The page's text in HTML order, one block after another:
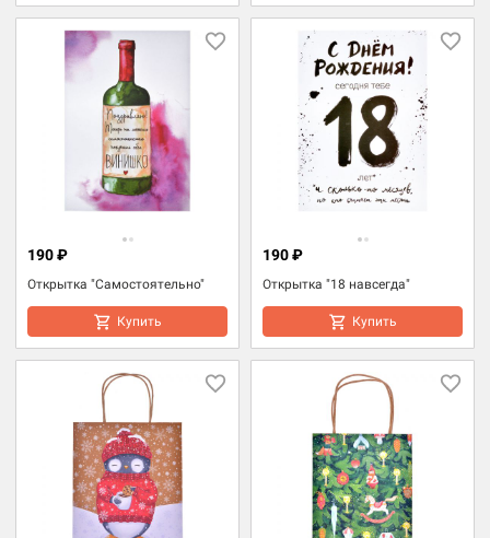
Открытка "Самостоятельно"
190 ₽
Купить
Открытка "18 навсегда"
190 ₽
Купить